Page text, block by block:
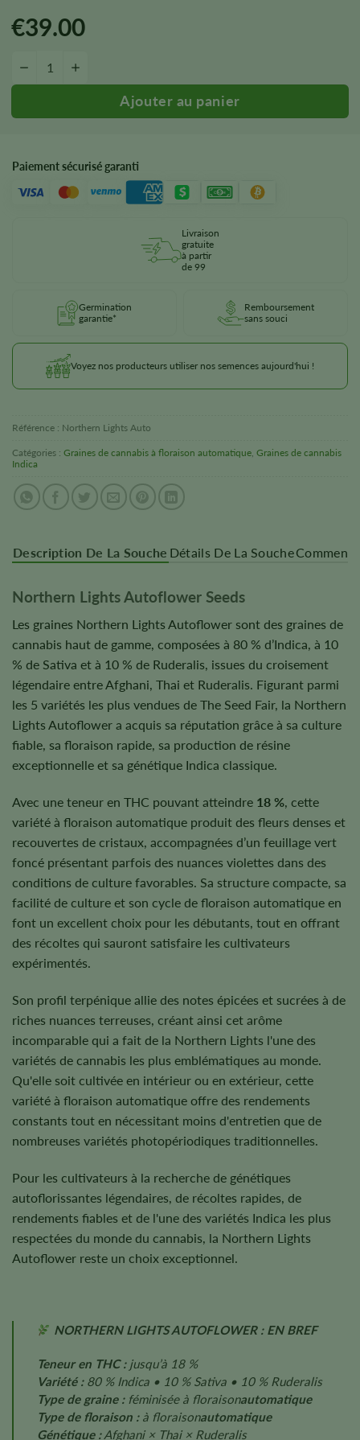
€39.00
-
Paiement sécurisé garanti
Livraison
gratuite
à partir
de 99
Germination
garantie*
Remboursement
sans souci
Voyez nos producteurs utiliser nos semences aujourd'hui !
Référence : Northern Lights Auto
Catégories : Graines de cannabis à floraison automatique, Graines de cannabis
Indica
Description De La Souche Détails De La Souche
Northern Lights Autoflower Seeds
Les graines Northern Lights Autoflower sont des graines de
cannabis haut de gamme, composées à 80 % d’Indica, à 10
% de Sativa et à 10 % de Ruderalis, issues du croisement
légendaire entre Afghani, Thai et Ruderalis. Figurant parmi
les 5 variétés les plus vendues de The Seed Fair, la Northern
Lights Autoflower a acquis sa réputation grâce à sa culture
fiable, sa floraison rapide, sa production de résine
exceptionnelle et sa génétique Indica classique.
Avec une teneur en THC pouvant atteindre 18 %, cette
variété à floraison automatique produit des fleurs denses et
recouvertes de cristaux, accompagnées d’un feuillage vert
foncé présentant parfois des nuances violettes dans des
conditions de culture favorables. Sa structure compacte, sa
facilité de culture et son cycle de floraison automatique en
font un excellent choix pour les débutants, tout en offrant
des récoltes qui sauront satisfaire les cultivateurs
expérimentés.
Son profil terpénique allie des notes épicées et sucrées à de
riches nuances terreuses, créant ainsi cet arôme
incomparable qui a fait de la Northern Lights l'une des
variétés de cannabis les plus emblématiques au monde.
Qu'elle soit cultivée en intérieur ou en extérieur, cette
variété à floraison automatique offre des rendements
constants tout en nécessitant moins d'entretien que de
nombreuses variétés photopériodiques traditionnelles.
Pour les cultivateurs à la recherche de génétiques
autoflorissantes légendaires, de récoltes rapides, de
rendements fiables et de l'une des variétés Indica les plus
respectées du monde du cannabis, la Northern Lights
Autoflower reste un choix exceptionnel.
NORTHERN LIGHTS AUTOFLOWER : EN BREF
Teneur en THC :jusqu’à 18 %
Variété :80 % Indica • 10 % Sativa • 10 % Ruderalis
Type de graine :féminisée à floraisonautomatique
Type de floraison :à floraisonautomatique
Génétique :Afghani × Thai × Ruderalis